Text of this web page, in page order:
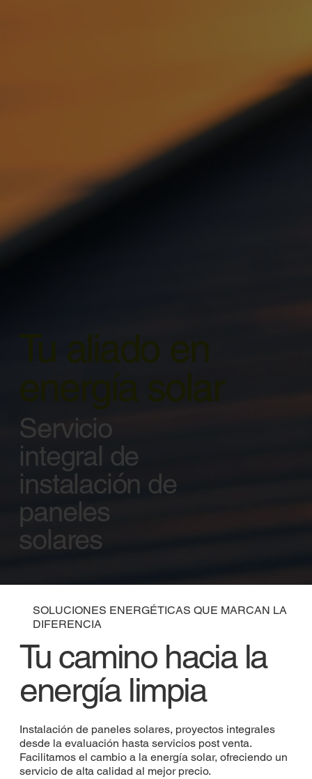
Tu aliado en
energía solar
Servicio
integral de
instalación de
paneles
solares
SOLUCIONES ENERGÉTICAS QUE MARCAN LA
DIFERENCIA
Tu camino hacia la
energía limpia
Instalación de paneles solares, proyectos integrales
desde la evaluación hasta servicios post venta.
Facilitamos el cambio a la energía solar, ofreciendo un
servicio de alta calidad al mejor precio.